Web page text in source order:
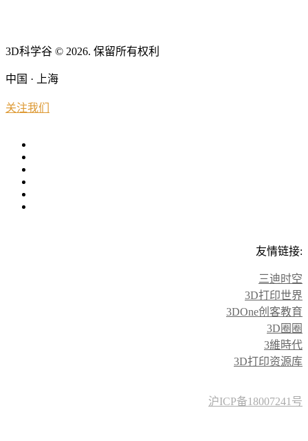
3D科学谷 © 2026. 保留所有权利
中国 · 上海
关注我们
友情链接:
三迪时空
3D打印世界
3DOne创客教育
3D圈圈
3維時代
3D打印资源库
沪ICP备18007241号